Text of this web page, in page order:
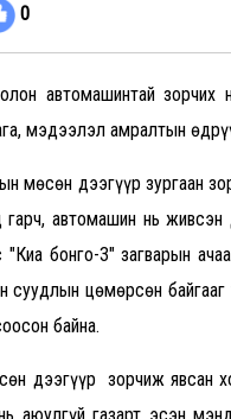
0
автомашинтай
мэдээлэл амралтын
мөсөн дээгүүр зургаан
автомашин нь
бонго-3" загварын
цөмөрсөн
байна.
дээгүүр зорчиж явсан